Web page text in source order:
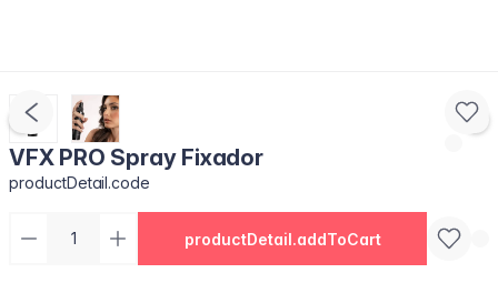
VFX PRO Spray Fixador
productDetail.code
productDetail.addToCart